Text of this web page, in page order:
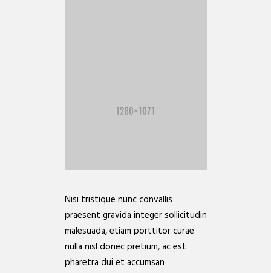
Nisi tristique nunc convallis
praesent gravida integer sollicitudin
malesuada, etiam porttitor curae
nulla nisl donec pretium, ac est
pharetra dui et accumsan